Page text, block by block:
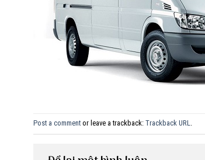
Post a comment or leave a trackback: Trackback URL